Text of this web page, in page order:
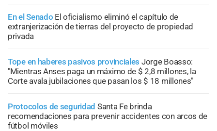
En el Senado El oficialismo eliminó el capítulo de
extranjerización de tierras del proyecto de propiedad
privada
Tope en haberes pasivos provinciales Jorge Boasso:
"Mientras Anses paga un máximo de $ 2,8 millones, la
Corte avala jubilaciones que pasan los $ 18 millones"
Protocolos de seguridad Santa Fe brinda
recomendaciones para prevenir accidentes con arcos de
fútbol móviles